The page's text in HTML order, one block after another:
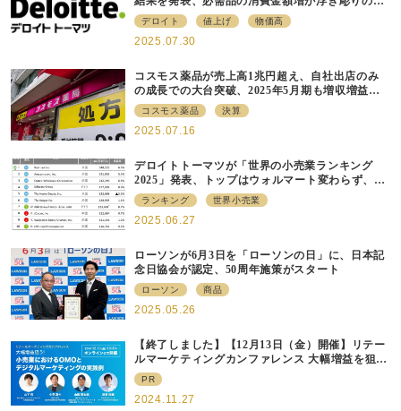
方で20代は消費意欲維持傾向も
デロイト 値上げ 物価高
2025.07.30
コスモス薬品が売上高1兆円超え、自社出店のみ
の成長での大台突破、2025年5月期も増収増益で
着地
コスモス薬品 決算
2025.07.16
デロイトトーマツが「世界の小売業ランキング
2025」発表、トップはウォルマート変わらず、日
本企業は20社ランクイン
ランキング 世界小売業
2025.06.27
ローソンが6月3日を「ローソンの日」に、日本記
念日協会が認定、50周年施策がスタート
ローソン 商品
2025.05.26
【終了しました】【12月13日（金）開催】リテー
ルマーケティングカンファレンス 大幅増益を狙
う！ 小売業におけるOMOとデジタルマーケティ
ングの実践例
PR
2024.11.27